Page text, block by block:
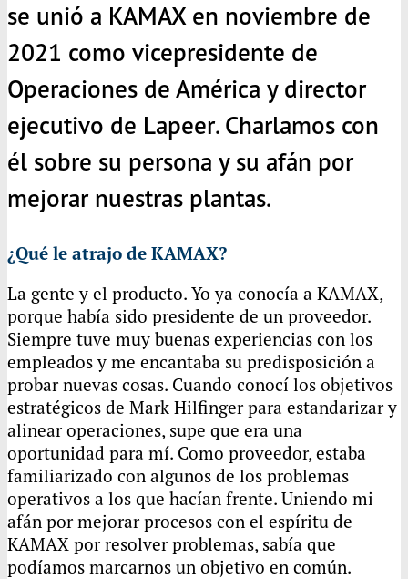
se unió a KAMAXen noviembre de
2021 como vicepresidente de
Operaciones de América y director
ejecutivo de Lapeer. Charlamos con
él sobre su persona y su afán por
mejorar nuestras plantas.
¿Qué le atrajo de KAMAX?
La gente y el producto. Yo ya conocía a KAMAX,
porque había sido presidente de un proveedor.
Siempre tuve muy buenas experiencias con los
empleados y me encantaba su predisposición a
probar nuevas cosas. Cuando conocí los objetivos
estratégicos de Mark Hilfinger para estandarizar y
alinear operaciones, supe que era una
oportunidad para mí. Como proveedor, estaba
familiarizado con algunos de los problemas
operativos a los que hacían frente. Uniendo mi
afán por mejorar procesos con el espíritu de
KAMAX por resolver problemas, sabía que
podíamos marcarnos un objetivo en común.